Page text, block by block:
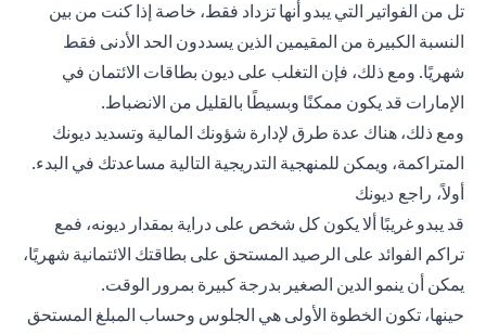
تل من الفواتير التي يبدو أنها تزداد فقط، خاصة إذا كنت من بين
النسبة الكبيرة من المقيمين الذين يسددون الحد الأدنى فقط
شهريًا. ومع ذلك، فإن التغلب على ديون بطاقات الائتمان في
الإمارات قد يكون ممكنًا وبسيطًا بالقليل من الانضباط.
ومع ذلك، هناك عدة طرق لإدارة شؤونك المالية وتسديد ديونك
المتراكمة، ويمكن للمنهجية التدريجية التالية مساعدتك في البدء.
أولاً، راجع ديونك
قد يبدو غريبًا ألا يكون كل شخص على دراية بمقدار ديونه، فمع
تراكم الفوائد على الرصيد المستحق على بطاقتك الائتمانية شهريًا،
يمكن أن ينمو الدين الصغير بدرجة كبيرة بمرور الوقت.
حينها، تكون الخطوة الأولى هي الجلوس وحساب المبلغ المستحق